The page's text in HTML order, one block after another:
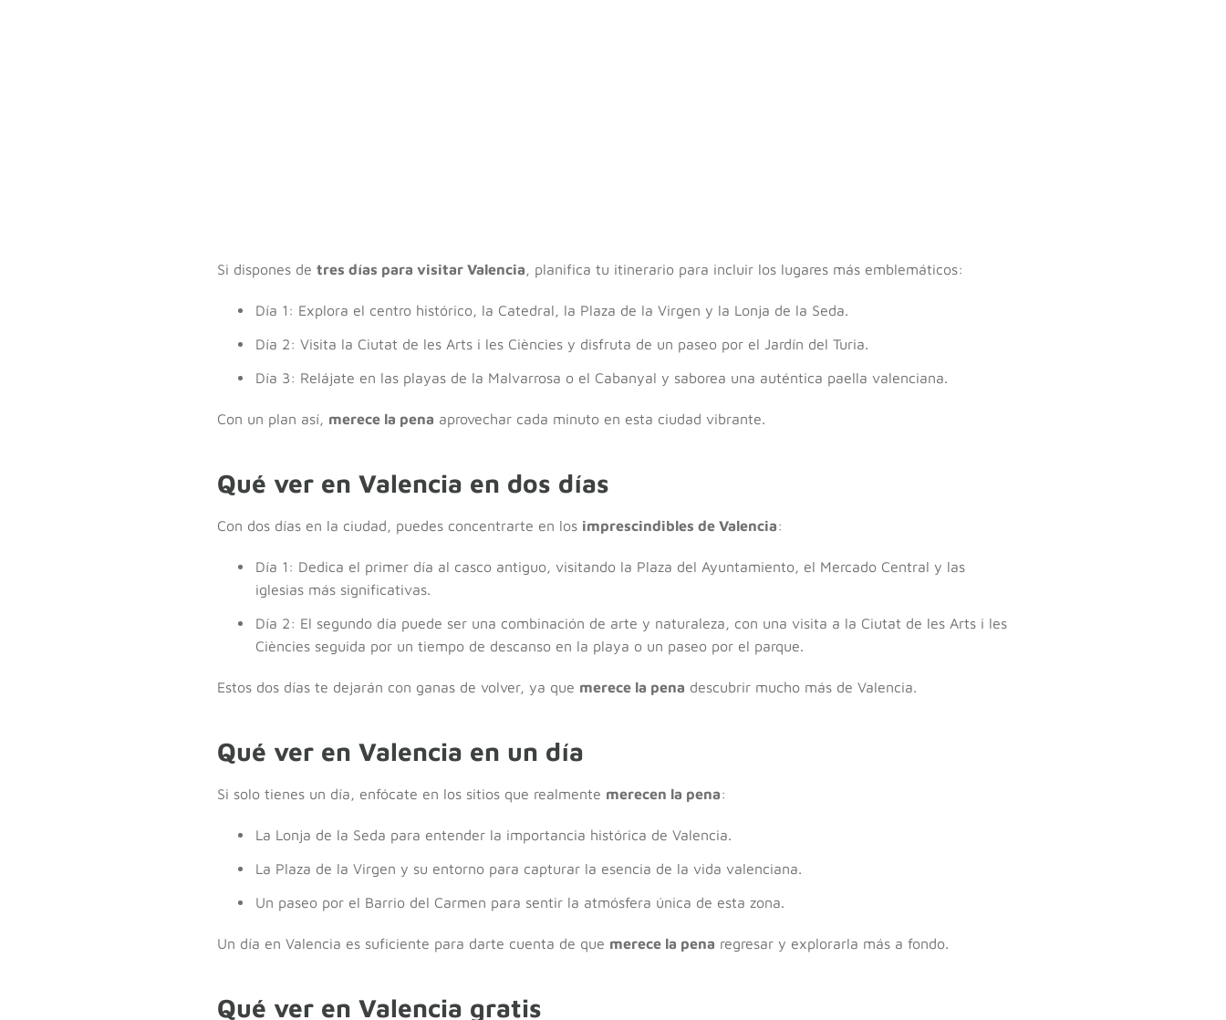
Si dispones de tres días para visitar Valencia, planifica tu itinerario para incluir los lugares más emblemáticos:
Día 1: Explora el centro histórico, la Catedral, la Plaza de la Virgen y la Lonja de la Seda.
Día 2: Visita la Ciutat de les Arts i les Ciències y disfruta de un paseo por el Jardín del Turia.
Día 3: Relájate en las playas de la Malvarrosa o el Cabanyal y saborea una auténtica paella valenciana.
Con un plan así, merece la pena aprovechar cada minuto en esta ciudad vibrante.
Qué ver en Valencia en dos días
Con dos días en la ciudad, puedes concentrarte en los imprescindibles de Valencia:
Día 1: Dedica el primer día al casco antiguo, visitando la Plaza del Ayuntamiento, el Mercado Central y las
iglesias más significativas.
Día 2: El segundo día puede ser una combinación de arte y naturaleza, con una visita a la Ciutat de les Arts i les
Ciències seguida por un tiempo de descanso en la playa o un paseo por el parque.
Estos dos días te dejarán con ganas de volver, ya que merece la pena descubrir mucho más de Valencia.
Qué ver en Valencia en un día
Si solo tienes un día, enfócate en los sitios que realmente merecen la pena:
La Lonja de la Seda para entender la importancia histórica de Valencia.
La Plaza de la Virgen y su entorno para capturar la esencia de la vida valenciana.
Un paseo por el Barrio del Carmen para sentir la atmósfera única de esta zona.
Un día en Valencia es suficiente para darte cuenta de que merece la pena regresar y explorarla más a fondo.
Qué ver en Valencia gratis